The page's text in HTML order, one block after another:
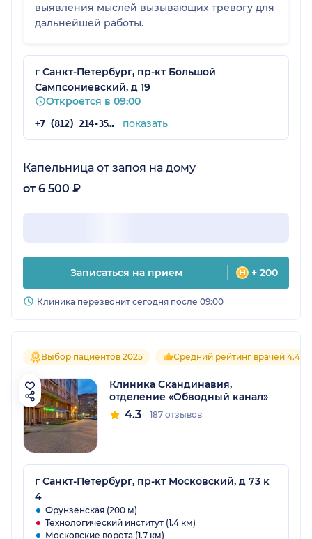
выявления мыслей вызывающих тревогу для
дальнейшей работы.
г Санкт-Петербург, пр-кт Большой
Сампсониевский, д 19
Откроется в 09:00
+7 (812) 214-35-16 показать
Капельница от запоя на дому
от 6 500 ₽
Записаться на прием + 200
Клиника перезвонит сегодня после 09:00
Выбор пациентов 2025 Средний рейтинг врачей 4.4
Клиника Скандинавия,
отделение «Обводный канал»
4.3 187 отзывов
г Санкт-Петербург, пр-кт Московский, д 73 к
4
Фрунзенская (200 м)
Технологический институт (1.4 км)
Московские ворота (1.7 км)